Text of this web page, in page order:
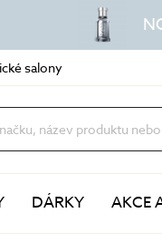
salony
DÁRKY AKCE